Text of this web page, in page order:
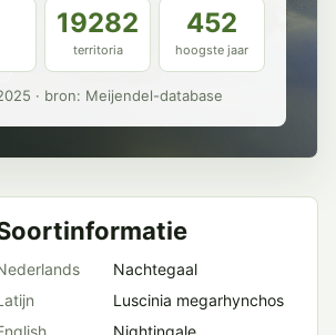
19282
territoria
452
hoogste jaar
· bron: Meijendel-database
Nachtegaal
Luscinia megarhynchos
Nightingale